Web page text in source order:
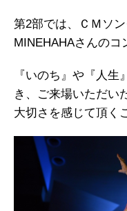
第2部では、ＣＭソ
MINEHAHAさんのコ
『いのち』や『人
き、ご来場いただい
大切さを感じて頂く